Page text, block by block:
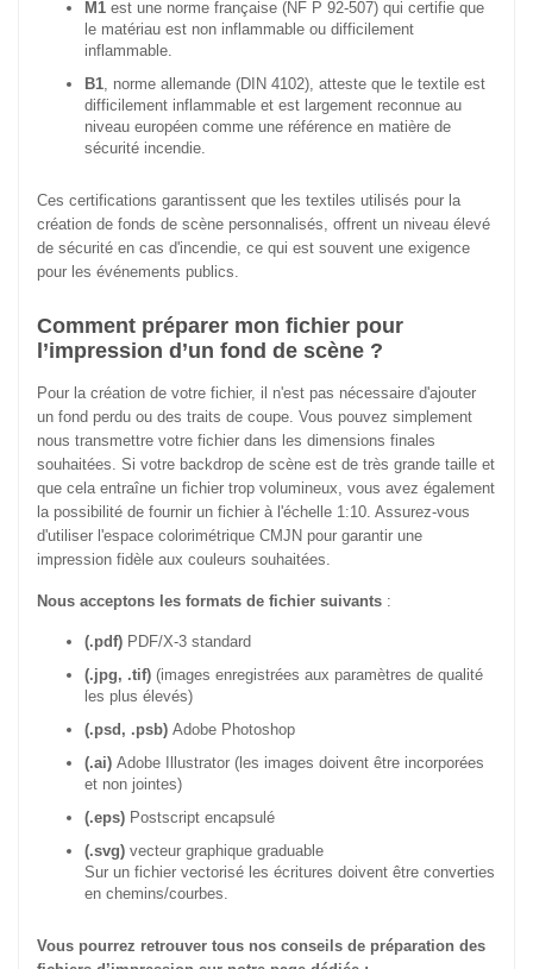
M1 est une norme française (NF P 92-507) qui certifie que
le matériau est non inflammable ou difficilement
inflammable.
B1, norme allemande (DIN 4102), atteste que le textile est
difficilement inflammable et est largement reconnue au
niveau européen comme une référence en matière de
sécurité incendie.
Ces certifications garantissent que les textiles utilisés pour la
création de fonds de scène personnalisés, offrent un niveau élevé
de sécurité en cas d'incendie, ce qui est souvent une exigence
pour les événements publics.
Comment préparer mon fichier pour
l’impression d’un fond de scène ?
Pour la création de votre fichier, il n'est pas nécessaire d'ajouter
un fond perdu ou des traits de coupe. Vous pouvez simplement
nous transmettre votre fichier dans les dimensions finales
souhaitées. Si votre backdrop de scène est de très grande taille et
que cela entraîne un fichier trop volumineux, vous avez également
la possibilité de fournir un fichier à l'échelle 1:10. Assurez-vous
d'utiliser l'espace colorimétrique CMJN pour garantir une
impression fidèle aux couleurs souhaitées.
Nous acceptons les formats de fichier suivants :
(.pdf) PDF/X-3 standard
(.jpg, .tif) (images enregistrées aux paramètres de qualité
les plus élevés)
(.psd, .psb) Adobe Photoshop
(.ai) Adobe Illustrator (les images doivent être incorporées
et non jointes)
(.eps) Postscript encapsulé
(.svg) vecteur graphique graduable
Sur un fichier vectorisé les écritures doivent être converties
en chemins/courbes.
Vous pourrez retrouver tous nos conseils de préparation des